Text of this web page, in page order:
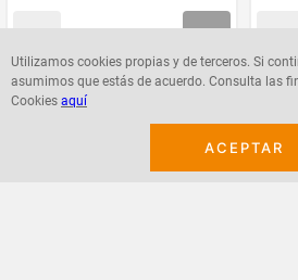
Utilizamos cookies propias y de terceros. Si
asumimos que estás de acuerdo. Consulta las
Cookies aquí
ACEPTAR